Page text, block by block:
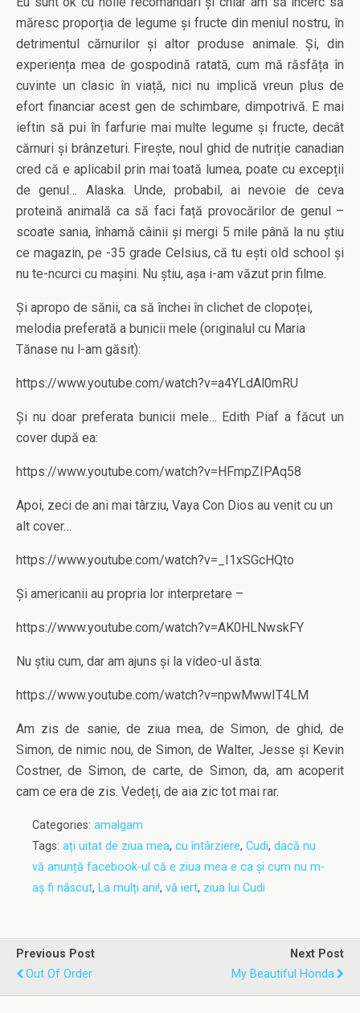
măresc proporția de legume și fructe din meniul nostru, în
detrimentul cărnurilor și altor produse animale. Și, din
experiența mea de gospodină ratată, cum mă răsfăța în
cuvinte un clasic în viață, nici nu implică vreun plus de
efort financiar acest gen de schimbare, dimpotrivă. E mai
ieftin să pui în farfurie mai multe legume și fructe, decât
cărnuri și brânzeturi. Firește, noul ghid de nutriție canadian
cred că e aplicabil prin mai toată lumea, poate cu excepții
de genul… Alaska. Unde, probabil, ai nevoie de ceva
proteină animală ca să faci față provocărilor de genul –
scoate sania, înhamă câinii și mergi 5 mile până la nu știu
ce magazin, pe -35 grade Celsius, că tu ești old school și
nu te-ncurci cu mașini. Nu știu, așa i-am văzut prin filme.
Și apropo de sănii, ca să închei în clichet de clopoței,
melodia preferată a bunicii mele (originalul cu Maria
Tănase nu l-am găsit):
https://www.youtube.com/watch?v=a4YLdAl0mRU
Și nu doar preferata bunicii mele… Edith Piaf a făcut un
cover după ea:
https://www.youtube.com/watch?v=HFmpZIPAq58
Apoi, zeci de ani mai târziu, Vaya Con Dios au venit cu un
alt cover…
https://www.youtube.com/watch?v=_I1xSGcHQto
Și americanii au propria lor interpretare –
https://www.youtube.com/watch?v=AK0HLNwskFY
Nu știu cum, dar am ajuns și la video-ul ăsta:
https://www.youtube.com/watch?v=npwMwwIT4LM
Am zis de sanie, de ziua mea, de Simon, de ghid, de
Simon, de nimic nou, de Simon, de Walter, Jesse și Kevin
Costner, de Simon, de carte, de Simon, da, am acoperit
cam ce era de zis. Vedeți, de aia zic tot mai rar.
Categories: amalgam
Tags: ați uitat de ziua mea, cu întârziere, Cudi, dacă nu
vă anunță facebook-ul că e ziua mea e ca și cum nu m-
aș fi născut, La mulți ani!, vă iert, ziua lui Cudi
Previous Post
Out Of Order
Next Post
My Beautiful Honda